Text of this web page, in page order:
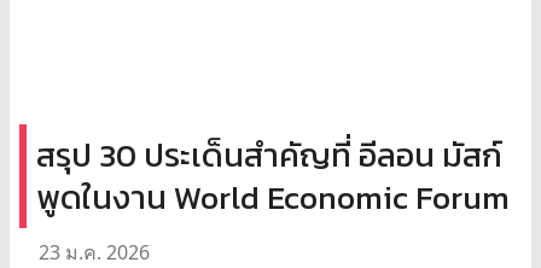
สรุป 30 ประเด็นสำคัญที่ อีลอน มัสก์
พูดในงาน World Economic Forum
23 ม.ค. 2026